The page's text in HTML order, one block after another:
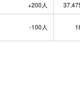
+200人
-100人